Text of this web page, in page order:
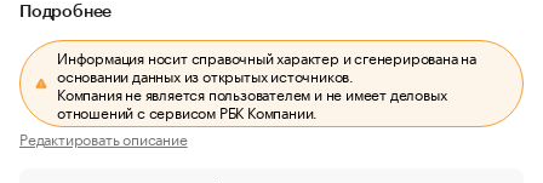
Подробнее
Информация носит справочный характер и сгенерирована на
основании данных из открытых источников.
Компания не является пользователем и не имеет деловых
отношений с сервисом РБК Компании.
Редактировать описание